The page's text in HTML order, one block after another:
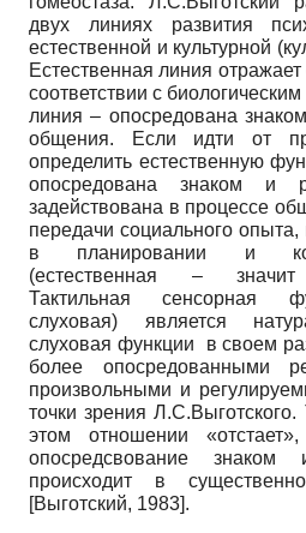
двух линиях развития
естественной и культурной
Естественная линия
соответствии с
линия – опосредована
общения. Если идти от
определить естественную
опосредована знаком и
задействована в процессе
передачи социального опыта,
в планировании и
(естественная – значит
Тактильная сенсорная
слуховая) является
слуховая функции в своем
более опосредованными
произвольными и
точки зрения
этом отношении
опосредсвование
происходит в
[Выготский, 1983].